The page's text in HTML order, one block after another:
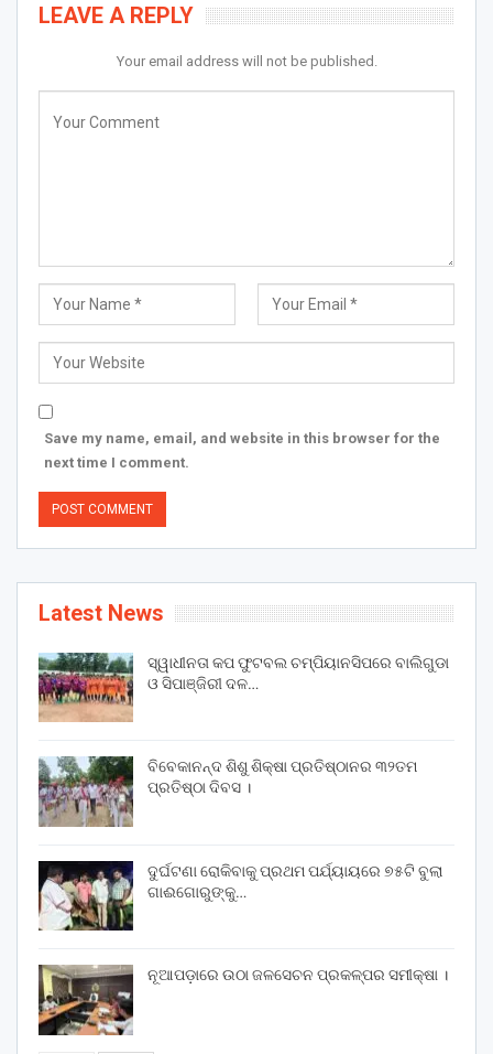
LEAVE A REPLY
Your email address will not be published.
Save my name, email, and website in this browser for the
next time I comment.
Latest News
ସ୍ୱାଧୀନତା କପ ଫୁଟବଲ ଚମ୍ପିୟାନସିପରେ ବାଲିଗୁଡା
ଓ ସିପାଞ୍ଜିରୀ ଦଳ…
ବିବେକାନନ୍ଦ ଶିଶୁ ଶିକ୍ଷା ପ୍ରତିଷ୍ଠାନର ୩୨ତମ
ପ୍ରତିଷ୍ଠା ଦିବସ ।
ଦୁର୍ଘଟଣା ରୋକିବାକୁ ପ୍ରଥମ ପର୍ଯ୍ୟାୟରେ ୭୫ଟି ବୁଲା
ଗାଈଗୋରୁଙ୍କୁ…
ନୂଆପଡ଼ାରେ ଉଠା ଜଳସେଚନ ପ୍ରକଳ୍ପର ସମୀକ୍ଷା ।